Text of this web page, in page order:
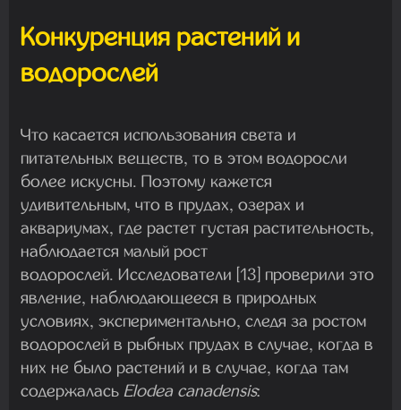
Конкуренция растений и
водорослей
Что касается использования света и
питательных веществ, то в этом водоросли
более искусны. Поэтому кажется
удивительным, что в прудах, озерах и
аквариумах, где растет густая растительность,
наблюдается малый рост
водорослей. Исследователи [13] проверили это
явление, наблюдающееся в природных
условиях, экспериментально, следя за ростом
водорослей в рыбных прудах в случае, когда в
них не было растений и в случае, когда там
содержалась Elodea canadensis: